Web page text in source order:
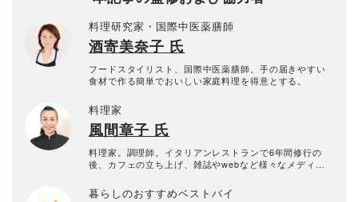
料理研究家・国際中医薬膳師
酒寄美奈子 氏
フードスタイリスト、国際中医薬膳師。手の届きやすい
食材で作る簡単でおいしい家庭料理を得意とする。
料理家
風間章子 氏
料理家。調理師。イタリアンレストランで6年間修行の
後、カフェの立ち上げ、雑誌やwebなど様々なメディア
チン」運営。 定期的にお料理教室なども開催。
暮らしのおすすめベストバイ